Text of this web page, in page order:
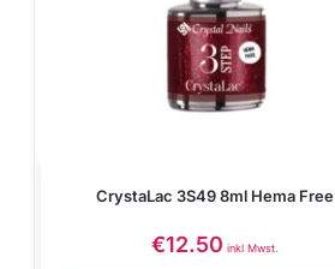
CrystaLac 3S49 8ml Hema Free
€12.50 inkl Mwst.